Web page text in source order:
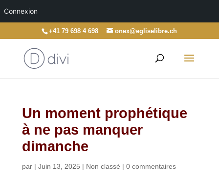
Connexion
+41 79 698 4 698 onex@egliselibre.ch
Un moment prophétique
à ne pas manquer
dimanche
par | Juin 13, 2025 | Non classé | 0 commentaires